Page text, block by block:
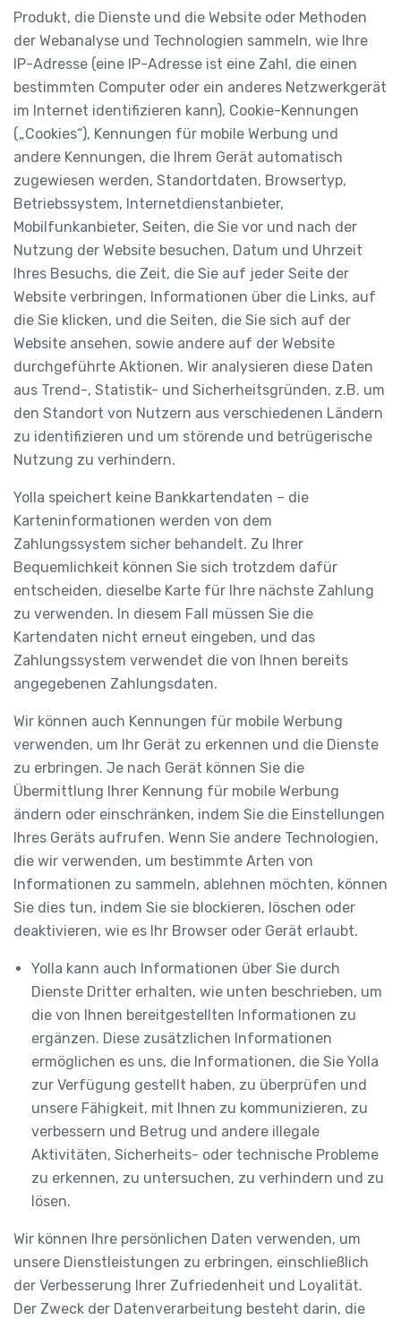
Produkt, die Dienste und die Website oder Methoden
der Webanalyse und Technologien sammeln, wie Ihre
IP-Adresse (eine IP-Adresse ist eine Zahl, die einen
bestimmten Computer oder ein anderes Netzwerkgerät
im Internet identifizieren kann), Cookie-Kennungen
(„Cookies“), Kennungen für mobile Werbung und
andere Kennungen, die Ihrem Gerät automatisch
zugewiesen werden, Standortdaten, Browsertyp,
Betriebssystem, Internetdienstanbieter,
Mobilfunkanbieter, Seiten, die Sie vor und nach der
Nutzung der Website besuchen, Datum und Uhrzeit
Ihres Besuchs, die Zeit, die Sie auf jeder Seite der
Website verbringen, Informationen über die Links, auf
die Sie klicken, und die Seiten, die Sie sich auf der
Website ansehen, sowie andere auf der Website
durchgeführte Aktionen. Wir analysieren diese Daten
aus Trend-, Statistik- und Sicherheitsgründen, z.B. um
den Standort von Nutzern aus verschiedenen Ländern
zu identifizieren und um störende und betrügerische
Nutzung zu verhindern.
Yolla speichert keine Bankkartendaten – die
Karteninformationen werden von dem
Zahlungssystem sicher behandelt. Zu Ihrer
Bequemlichkeit können Sie sich trotzdem dafür
entscheiden, dieselbe Karte für Ihre nächste Zahlung
zu verwenden. In diesem Fall müssen Sie die
Kartendaten nicht erneut eingeben, und das
Zahlungssystem verwendet die von Ihnen bereits
angegebenen Zahlungsdaten.
Wir können auch Kennungen für mobile Werbung
verwenden, um Ihr Gerät zu erkennen und die Dienste
zu erbringen. Je nach Gerät können Sie die
Übermittlung Ihrer Kennung für mobile Werbung
ändern oder einschränken, indem Sie die Einstellungen
Ihres Geräts aufrufen. Wenn Sie andere Technologien,
die wir verwenden, um bestimmte Arten von
Informationen zu sammeln, ablehnen möchten, können
Sie dies tun, indem Sie sie blockieren, löschen oder
deaktivieren, wie es Ihr Browser oder Gerät erlaubt.
Yolla kann auch Informationen über Sie durch
Dienste Dritter erhalten, wie unten beschrieben, um
die von Ihnen bereitgestellten Informationen zu
ergänzen. Diese zusätzlichen Informationen
ermöglichen es uns, die Informationen, die Sie Yolla
zur Verfügung gestellt haben, zu überprüfen und
unsere Fähigkeit, mit Ihnen zu kommunizieren, zu
verbessern und Betrug und andere illegale
Aktivitäten, Sicherheits- oder technische Probleme
zu erkennen, zu untersuchen, zu verhindern und zu
lösen.
Wir können Ihre persönlichen Daten verwenden, um
unsere Dienstleistungen zu erbringen, einschließlich
der Verbesserung Ihrer Zufriedenheit und Loyalität.
Der Zweck der Datenverarbeitung besteht darin, die